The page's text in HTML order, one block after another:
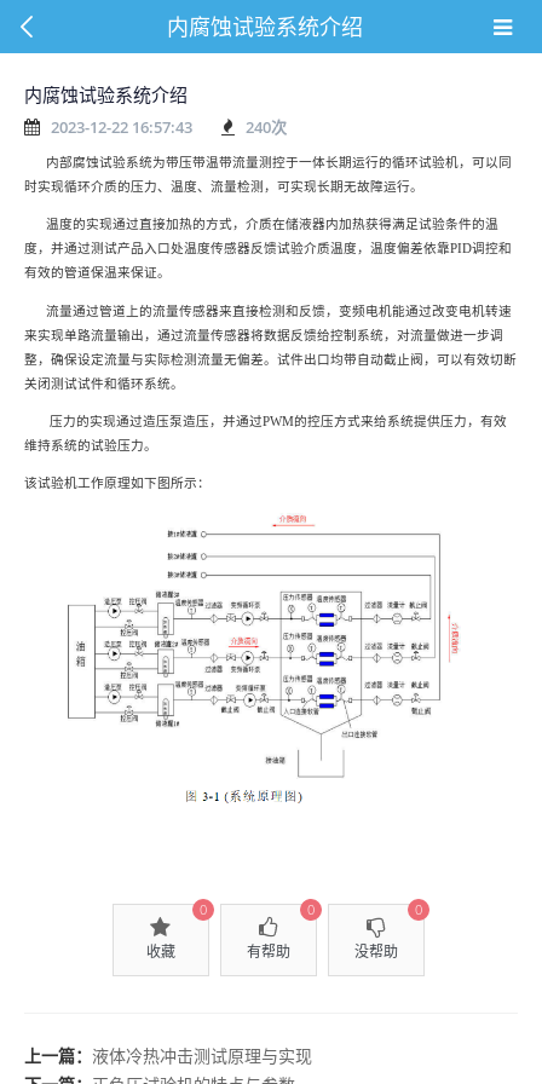
内腐蚀试验系统介绍
内腐蚀试验系统介绍
2023-12-22 16:57:43 240次
内部腐蚀试验系统为带压带温带流量测控于一体长期运行的循环试验机，可以同
时实现循环介质的压力、温度、流量检测，可实现长期无故障运行。
温度的实现通过直接加热的方式，介质在储液器内加热获得满足试验条件的温
度，并通过测试产品入口处温度传感器反馈试验介质温度，温度偏差依靠PID调控和
有效的管道保温来保证。
流量通过管道上的流量传感器来直接检测和反馈，变频电机能通过改变电机转速
来实现单路流量输出，通过流量传感器将数据反馈给控制系统，对流量做进一步调
整，确保设定流量与实际检测流量无偏差。试件出口均带自动截止阀，可以有效切断
关闭测试试件和循环系统。
压力的实现通过造压泵造压，并通过PWM的控压方式来给系统提供压力，有效
维持系统的试验压力。
该试验机工作原理如下图所示：
收藏
0
有帮助
0
没帮助
0
上一篇： 液体冷热冲击测试原理与实现